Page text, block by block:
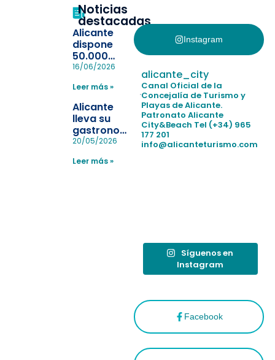
Noticias
destacadas
Alicante
dispone
50.000
pulseras
la
pérdida de niños
en las
playas y
realiza con
éxito un
simulacro de socorrismo
16/06/2026
Leer más »
Alicante
lleva su
gastronomía
a Madrid
reforzar el
20/05/2026
Leer más »
Instagram
Facebook
alicante_city
Canal Oficial de la
Concejalía de Turismo y
Playas de Alicante.
Patronato Alicante
City&Beach Tel (+34) 965
177 201
info@alicanteturismo.com
Síguenos en
Instagram